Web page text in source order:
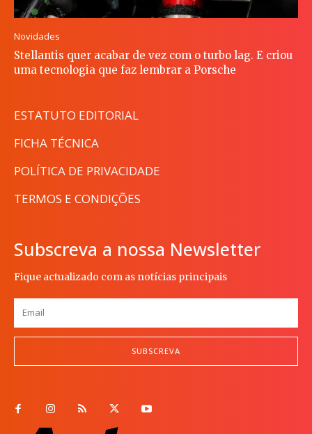
Novidades
Stellantis quer acabar de vez com o turbo lag. E criou
uma tecnologia que faz lembrar a Porsche
ESTATUTO EDITORIAL
FICHA TÉCNICA
POLÍTICA DE PRIVACIDADE
TERMOS E CONDIÇÕES
Subscreva a nossa Newsletter
Fique actualizado com as notícias principais
SUBSCREVA